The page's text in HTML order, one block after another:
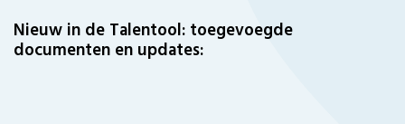
Nieuw in de Talentool: toegevoegde
documenten en updates: